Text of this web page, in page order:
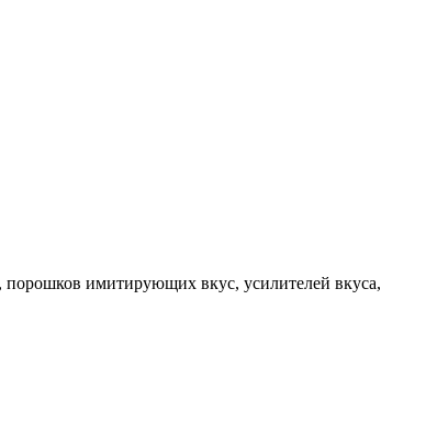
порошков имитирующих вкус, усилителей вкуса,